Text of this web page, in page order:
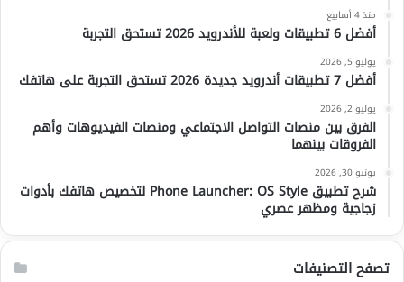
منذ 4 أسابيع
أفضل 6 تطبيقات ولعبة للأندرويد 2026 تستحق التجربة
يوليو 5, 2026
أفضل 7 تطبيقات أندرويد جديدة 2026 تستحق التجربة على هاتفك
يوليو 2, 2026
الفرق بين منصات التواصل الاجتماعي ومنصات الفيديوهات وأهم
الفروقات بينهما
يونيو 30, 2026
شرح تطبيق Phone Launcher: OS Style لتخصيص هاتفك بأدوات
زجاجية ومظهر عصري
تصفح التصنيفات